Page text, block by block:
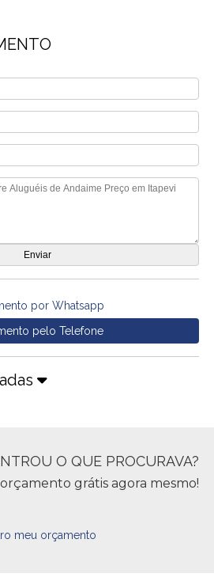
por Whatsapp
pelo Telefone
O QUE PROCURAVA?
grátis agora mesmo!
meu orçamento